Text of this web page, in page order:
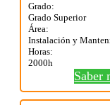
Grado:
Grado Superior
Área:
Instalación y
Horas:
2000h
Saber